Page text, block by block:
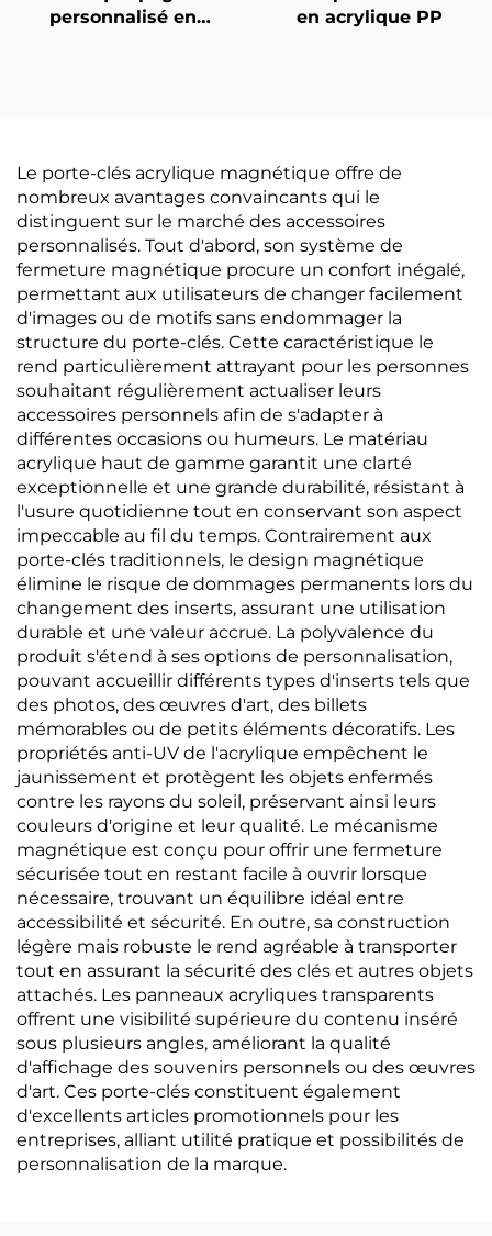
personnalisé en
en acrylique PP
Le porte-clés acrylique magnétique offre de
nombreux avantages convaincants qui le
distinguent sur le marché des accessoires
personnalisés. Tout d'abord, son système de
fermeture magnétique procure un confort inégalé,
permettant aux utilisateurs de changer facilement
d'images ou de motifs sans endommager la
structure du porte-clés. Cette caractéristique le
rend particulièrement attrayant pour les personnes
souhaitant régulièrement actualiser leurs
accessoires personnels afin de s'adapter à
différentes occasions ou humeurs. Le matériau
acrylique haut de gamme garantit une clarté
exceptionnelle et une grande durabilité, résistant à
l'usure quotidienne tout en conservant son aspect
impeccable au fil du temps. Contrairement aux
porte-clés traditionnels, le design magnétique
élimine le risque de dommages permanents lors du
changement des inserts, assurant une utilisation
durable et une valeur accrue. La polyvalence du
produit s'étend à ses options de personnalisation,
pouvant accueillir différents types d'inserts tels que
des photos, des œuvres d'art, des billets
mémorables ou de petits éléments décoratifs. Les
propriétés anti-UV de l'acrylique empêchent le
jaunissement et protègent les objets enfermés
contre les rayons du soleil, préservant ainsi leurs
couleurs d'origine et leur qualité. Le mécanisme
magnétique est conçu pour offrir une fermeture
sécurisée tout en restant facile à ouvrir lorsque
nécessaire, trouvant un équilibre idéal entre
accessibilité et sécurité. En outre, sa construction
légère mais robuste le rend agréable à transporter
tout en assurant la sécurité des clés et autres objets
attachés. Les panneaux acryliques transparents
offrent une visibilité supérieure du contenu inséré
sous plusieurs angles, améliorant la qualité
d'affichage des souvenirs personnels ou des œuvres
d'art. Ces porte-clés constituent également
d'excellents articles promotionnels pour les
entreprises, alliant utilité pratique et possibilités de
personnalisation de la marque.